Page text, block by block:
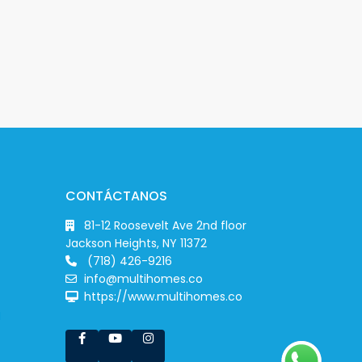
CONTÁCTANOS
81-12 Roosevelt Ave 2nd floor
Jackson Heights, NY 11372
(718) 426-9216
info@multihomes.co
https://www.multihomes.co